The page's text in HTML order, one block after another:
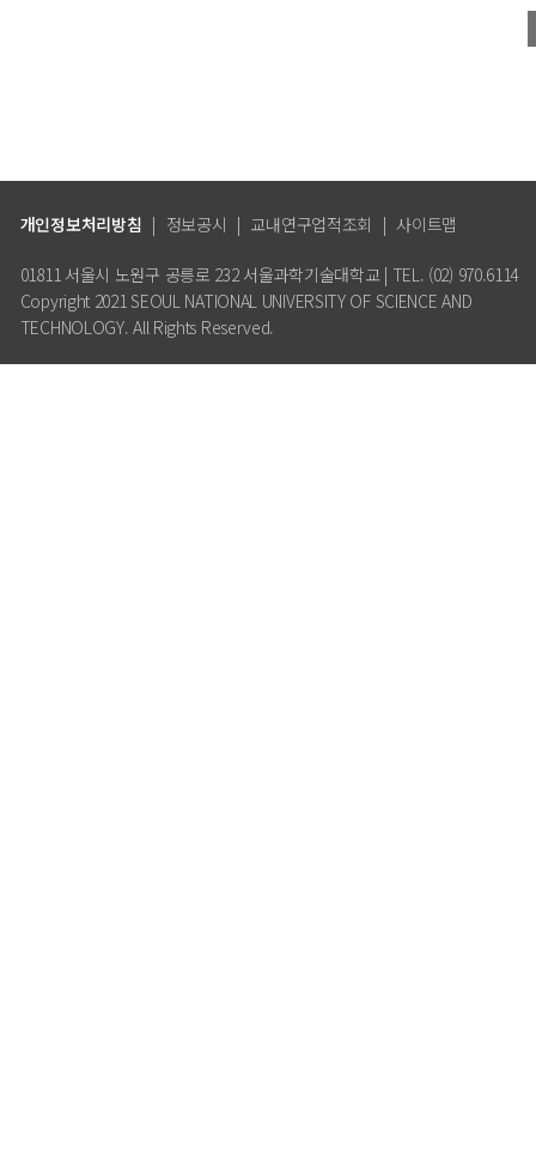
개인정보처리방침 | 정보공시 | 교내연구업적조회 | 사이트맵
01811 서울시 노원구 공릉로 232 서울과학기술대학교 | TEL. (02) 970.6114
Copyright 2021 SEOUL NATIONAL UNIVERSITY OF SCIENCE AND
TECHNOLOGY. All Rights Reserved.